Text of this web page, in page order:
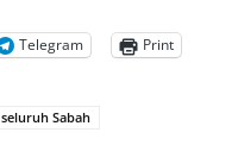
Telegram Print
seluruh Sabah